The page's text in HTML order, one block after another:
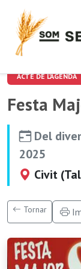
ACTE DE L'AGENDA
Festa
Del
2025
Civit
Tornar